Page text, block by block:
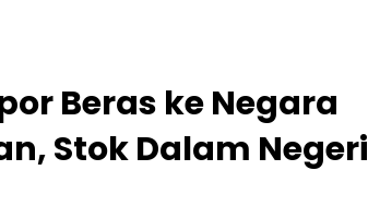
Beras ke Negara
Stok Dalam Negeri